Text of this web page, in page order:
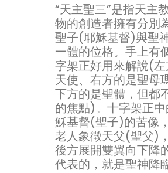
“天主聖三”是指天主
物的創造者擁有分別
聖子(耶穌基督)與聖
一體的位格。手上有
字架正好用來解說(
天使、右方的是聖母
下方的是聖體，但都
的焦點)。十字架正
穌基督(聖子)的苦像
老人象徵天父(聖父)
後方展開雙翼向下降
代表的，就是聖神降